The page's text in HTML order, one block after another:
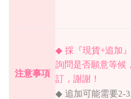
注意事項
◆ 採『現貨+追加
詢問是否願意等候
訂，謝謝！
◆ 追加可能需要2-3